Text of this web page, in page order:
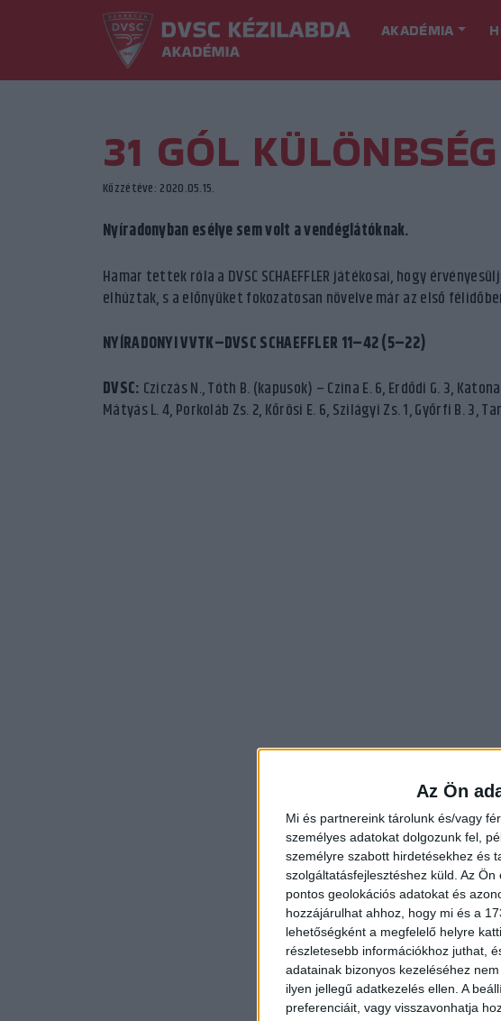
Az Ön
Mi és partnereink tárolunk és/vagy
személyes adatokat dolgozunk fel,
személyre szabott hirdetésekhez és
szolgáltatásfejlesztéshez küld. Az Ön
pontos geolokációs adatokat és
hozzájárulhat ahhoz, hogy mi és a
lehetőségként a megfelelő helyre
részletesebb információkhoz juthat,
adatainak bizonyos kezeléséhez
ilyen jellegű adatkezelés ellen. A
preferenciáit, vagy visszavonhatja
AKADÉMIA
31 GÓL KÜLÖNBSÉG
Közzétéve: 2020.05.15.
Nyíradonyban esélye sem volt a vendéglátóknak.
Hamar tettek róla a DVSC SCHAEFFLER játékosai, hogy
elhúztak, s a előnyüket fokozatosan növelve már az első
NYÍRADONYI VVTK–DVSC SCHAEFFLER 11–42 (5–22)
DVSC: Cziczás N., Tóth B. (kapusok) – Czina E. 6, Erdődi G. 3,
Mátyás L. 4, Porkoláb Zs. 2, Kőrösi E. 6, Szilágyi Zs. 1, Győrfi B. 3,